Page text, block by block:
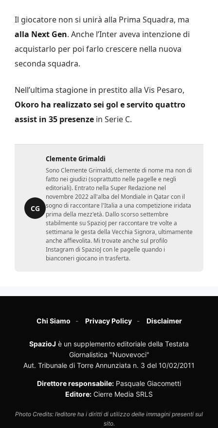
Il giocatore non si unirà alla Prima Squadra, ma
alla Next Gen. Anche l’Inter aveva intenzione di
acquistarlo per poi farlo crescere nella nuova
seconda squadra.
Nell’ultima stagione in prestito alla Vis Pesaro,
Okoro ha realizzato sei gol e servito quattro
assist in 35 presenze in Serie C.
CG
Clemente Grimaldi
Sono Clemente Grimaldi, clemente di nome ma non di
fatto nei giudizi (soprattutto nelle pagelle e negli
editoriali). Entrato nella Super Redazione nel
novembre 2022 all'alba del Mondiale in Qatar con il
sogno di raccontare l'Italia a una competizione iridata
prima della mezz'età. Dallo scorso settembre
stabilmente su SpazioJ per raccontare tre volte a
settimana le gesta della Vecchia Signora, ultimamente
anche affievolita. Mi trovate anche sul profilo
Instagram di SpazioJ con le pagelle quando i
bianconeri giocano in trasferta.
Chi Siamo Privacy Policy Disclaimer
SpazioJ è un supplemento editoriale della Testata
Giornalistica "Nuovevoci"
Aut. Tribunale di Torre Annunziata n. 3 del 10/02/2011
Direttore responsabile: Pasquale Giacometti
Editore: Cierre Media SRLS
Photo Credits: l’editore ha i diritti di utilizzo delle immagini presenti sul
sito.